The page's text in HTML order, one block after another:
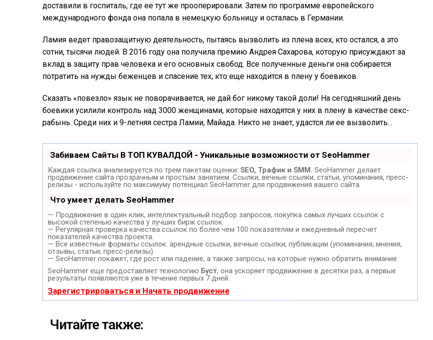
доставили в госпиталь, где ее тут же прооперировали. Затем по программе европейского
международного фонда она попала в немецкую больницу и осталась в Германии.
Ламия ведет правозащитную деятельность, пытаясь вызволить из плена всех, кто остался, а это
сотни, тысячи людей. В 2016 году она получила премию Андрея Сахарова, которую присуждают за
вклад в защиту прав человека и его основных свобод. Все полученные деньги она собирается
потратить на нужды беженцев и спасение тех, кто еще находится в плену у боевиков.
Сказать «повезло» язык не поворачивается, не дай бог никому такой доли! На сегодняшний день
боевики усилили контроль над 3000 женщинами, которые находятся у них в плену в качестве секс-
рабынь. Среди них и 9-летняя сестра Ламии, Майада. Никто не знает, удастся ли ее вызволить…
Забиваем Сайты В ТОП КУВАЛДОЙ - Уникальные возможности от SeoHammer
Каждая ссылка анализируется по трем пакетам оценки: SEO, Трафик и SMM. SeoHammer делает
продвижение сайта прозрачным и простым занятием. Ссылки, вечные ссылки, статьи, упоминания, пресс-
релизы - используйте по максимуму потенциал SeoHammer для продвижения вашего сайта.
Что умеет делать SeoHammer
— Продвижение в один клик, интеллектуальный подбор запросов, покупка самых лучших ссылок с
высокой степенью качества у лучших бирж ссылок.
— Регулярная проверка качества ссылок по более чем 100 показателям и ежедневный пересчет
показателей качества проекта.
— Все известные форматы ссылок: арендные ссылки, вечные ссылки, публикации (упоминания, мнения,
отзывы, статьи, пресс-релизы).
— SeoHammer покажет, где рост или падение, а также запросы, на которые нужно обратить внимание.
SeoHammer еще предоставляет технологию Буст, она ускоряет продвижение в десятки раз, а первые
результаты появляются уже в течение первых 7 дней.
Зарегистрироваться и Начать продвижение
Читайте также: